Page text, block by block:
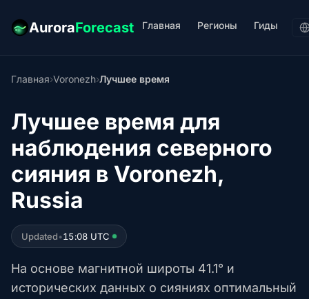
AuroraForecast Главная Регионы Гиды
Главная›Voronezh›Лучшее время
Лучшее время для
наблюдения северного
сияния в Voronezh,
Russia
Updated•15:08 UTC
На основе магнитной широты 41.1° и
исторических данных о сияниях оптимальный